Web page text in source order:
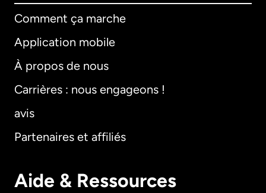
Comment ça marche
Application mobile
À propos de nous
Carrières : nous engageons !
avis
Partenaires et affiliés
Aide & Ressources